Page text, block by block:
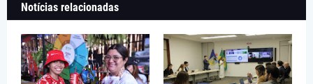
Notícias relacionadas